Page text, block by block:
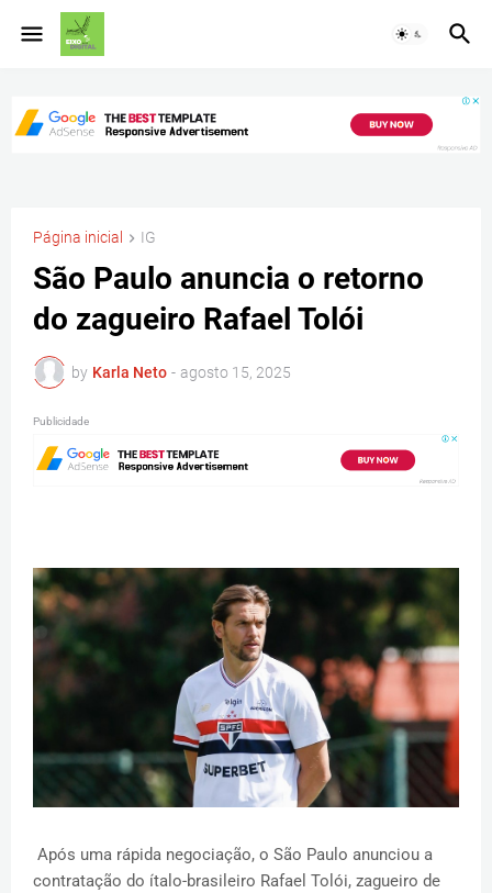
Página inicial IG
São Paulo anuncia o retorno
do zagueiro Rafael Tolói
by Karla Neto - agosto 15, 2025
Publicidade
Após uma rápida negociação, o São Paulo anunciou a
contratação do ítalo-brasileiro Rafael Tolói, zagueiro de